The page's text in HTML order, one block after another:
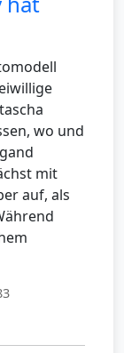
wo und
mit
auf, als